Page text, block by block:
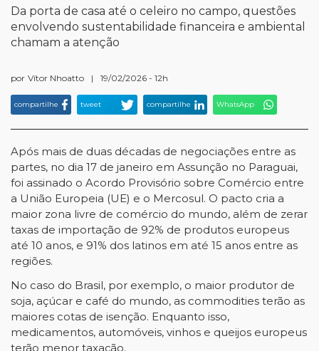
Da porta de casa até o celeiro no campo, questões
envolvendo sustentabilidade financeira e ambiental
chamam a atenção
por Vítor Nhoatto | 19/02/2026 - 12h
compartilhe tweet compartilhe WhatsApp
Após mais de duas décadas de negociações entre as
partes, no dia 17 de janeiro em Assunção no Paraguai,
foi assinado o Acordo Provisório sobre Comércio entre
a União Europeia (UE) e o Mercosul. O pacto cria a
maior zona livre de comércio do mundo, além de zerar
taxas de importação de 92% de produtos europeus
até 10 anos, e 91% dos latinos em até 15 anos entre as
regiões.
No caso do Brasil, por exemplo, o maior produtor de
soja, açúcar e café do mundo, as commodities terão as
maiores cotas de isenção. Enquanto isso,
medicamentos, automóveis, vinhos e queijos europeus
terão menor taxação.